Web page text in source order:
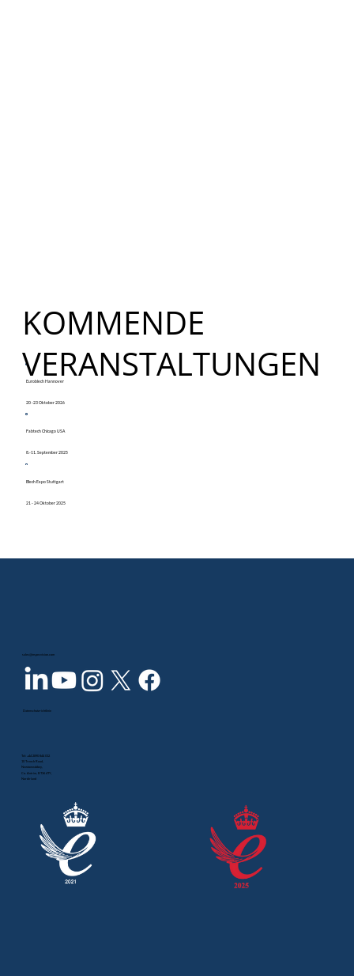
Euroblech Hannover
20 -23 Oktober 2026
Fabtech Chicago USA
8.-11. September 2025
Blech Expo Stuttgart
21 - 24 Oktober 2025
KOMMENDE
VERANSTALTUNGEN
sales@inspecvision.com
Tel: +44 2890 844 012
10 Trench Road,
Newtownabbey,
Co. Antrim, BT36 4TY,
Nordirland
Datenschutzrichtlinie